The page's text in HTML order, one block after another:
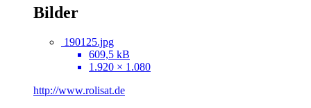
Bilder
190125.jpg
609,5 kB
1.920 × 1.080
http://www.rolisat.de